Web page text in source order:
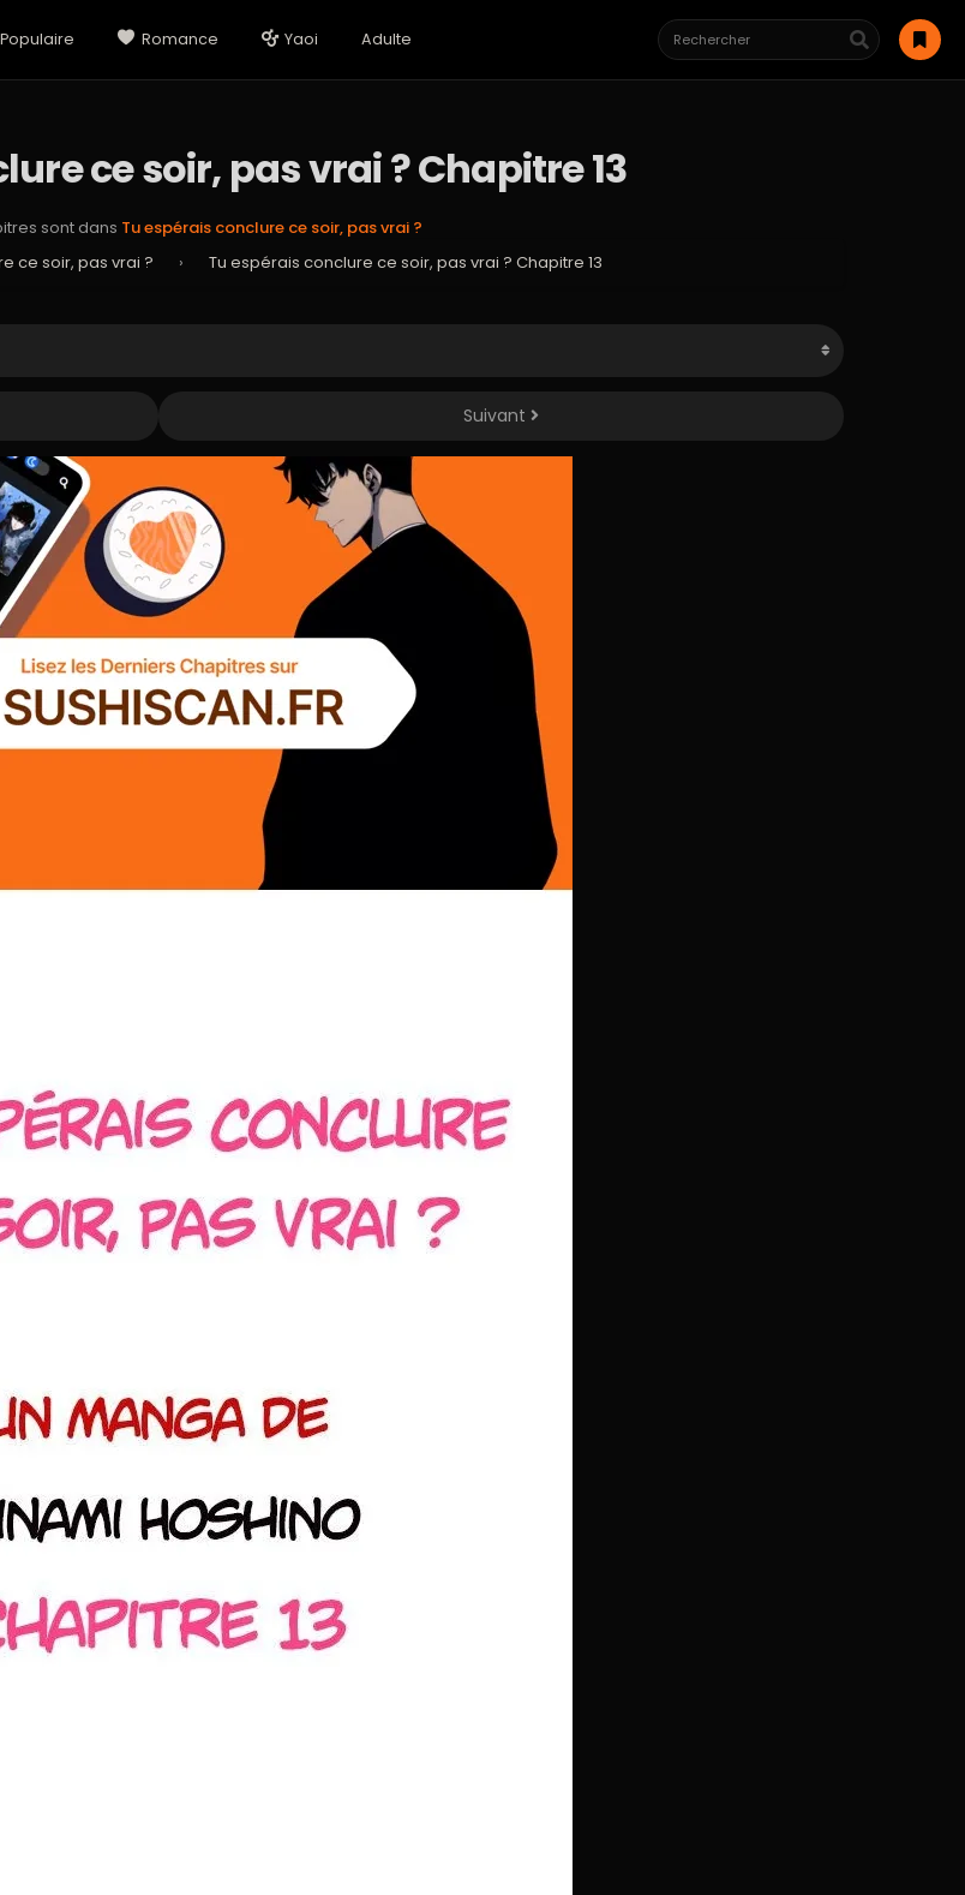
Populaire Romance Yaoi Adulte
ce soir, pas vrai ? Chapitre 13
sont dans Tu espérais conclure ce soir, pas vrai ?
ce soir, pas vrai ? › Tu espérais conclure ce soir, pas vrai ? Chapitre 13
Suivant